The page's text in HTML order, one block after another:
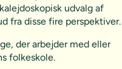
udvalg af
fra disse fire perspektiver.
der arbejder med eller
folkeskole.